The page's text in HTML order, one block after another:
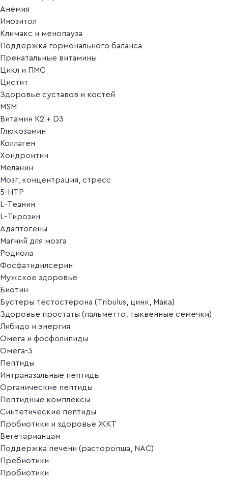
Анемия
Инозитол
Климакс и менопауза
Поддержка гормонального баланса
Пренатальные витамины
Цикл и ПМС
Цистит
Здоровье суставов и костей
MSM
Витамин K2 + D3
Глюкозамин
Коллаген
Хондроитин
Меланин
Мозг, концентрация, стресс
5-HTP
L-Теанин
L-Тирозин
Адаптогены
Магний для мозга
Родиола
Фосфатидилсерин
Мужское здоровье
Биотин
Бустеры тестостерона (Tribulus, цинк, Мака)
Здоровье простаты (пальметто, тыквенные семечки)
Либидо и энергия
Омега и фосфолипиды
Омега-3
Пептиды
Интраназальные пептиды
Органические пептиды
Пептидные комплексы
Синтетические пептиды
Пробиотики и здоровье ЖКТ
Вегетарианцам
Поддержка печени (расторопша, NAC)
Пребиотики
Пробиотики